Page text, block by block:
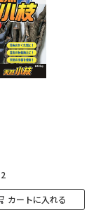
2
カートに入れる